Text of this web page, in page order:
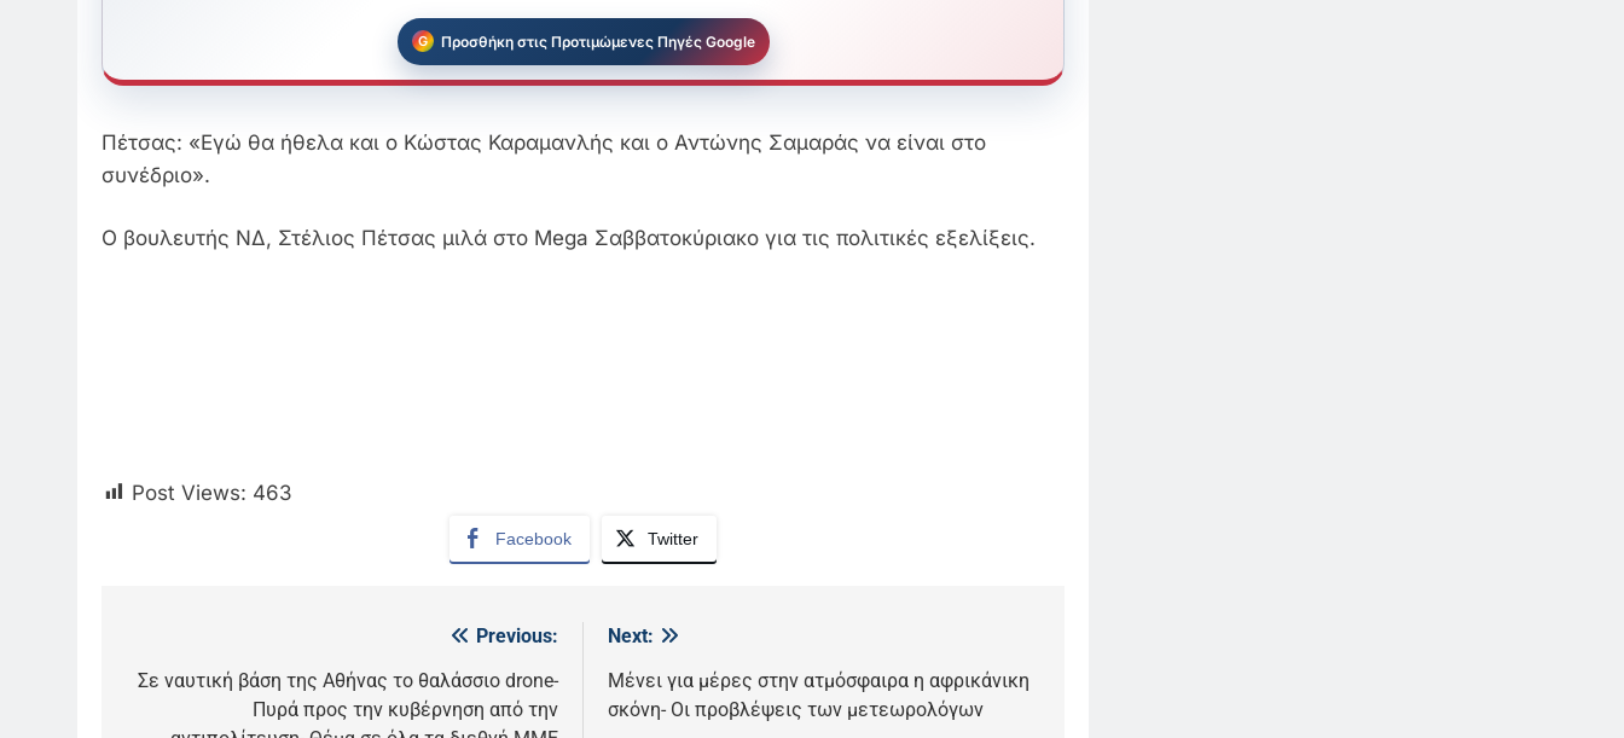
Προσθήκη στις Προτιμώμενες Πηγές Google
Πέτσας: «Εγώ θα ήθελα και ο Κώστας Καραμανλής και ο Αντώνης Σαμαράς να είναι στο
συνέδριο».
Ο βουλευτής ΝΔ, Στέλιος Πέτσας μιλά στο Mega Σαββατοκύριακο για τις πολιτικές εξελίξεις.
Post Views: 463
Facebook Twitter
άρθρων
Previous:
Σε ναυτική βάση της Αθήνας το θαλάσσιο drone-
Πυρά προς την κυβέρνηση από την
Next:
Μένει για μέρες στην ατμόσφαιρα η αφρικάνικη
σκόνη- Οι προβλέψεις των μετεωρολόγων
Ο Παναγιώτης Στάθης στο